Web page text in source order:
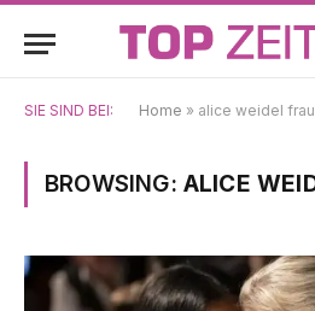
SIE SIND BEI: Home » alice weidel frau
BROWSING: ALICE